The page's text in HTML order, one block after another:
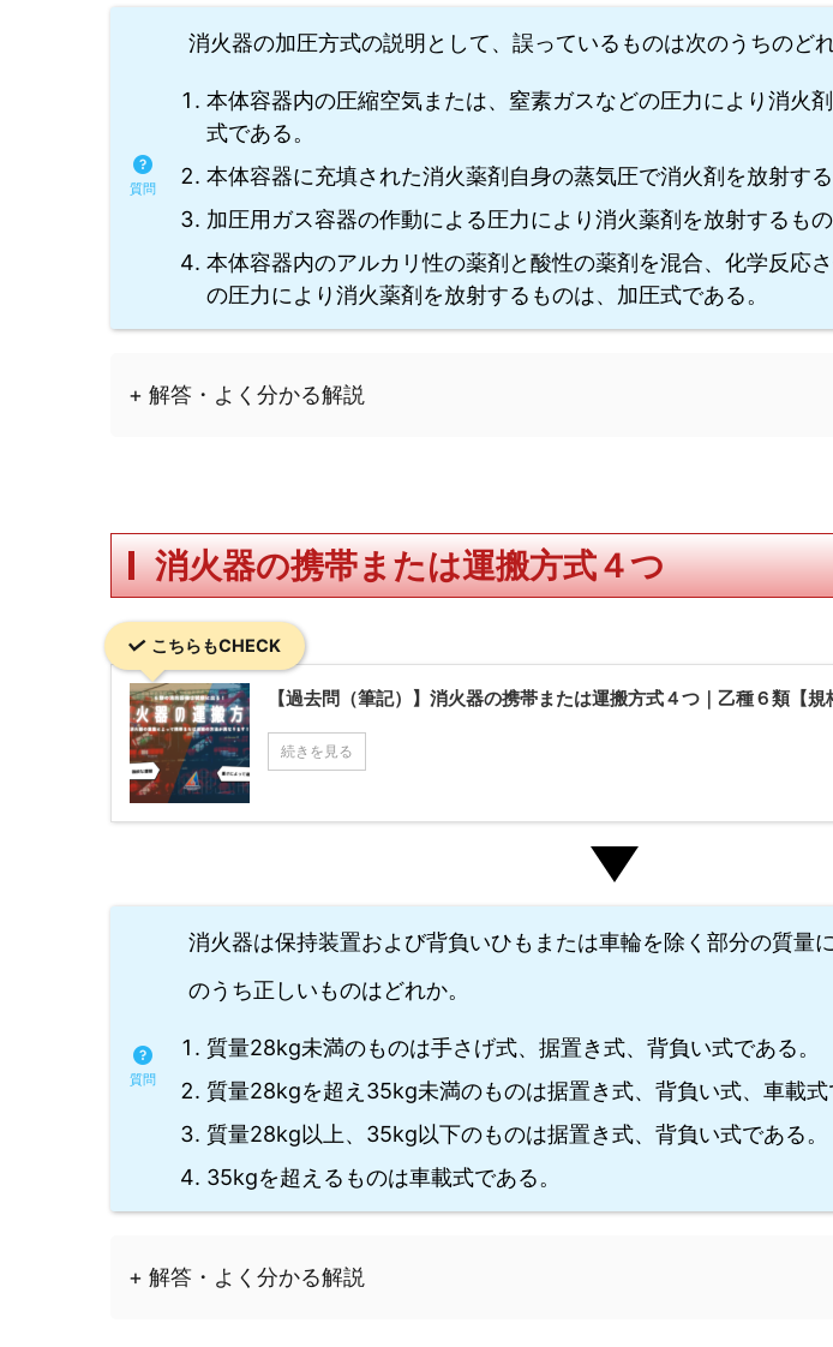
消火器の加圧方式の説明として、誤っているものは次のうちのど
本体容器内の圧縮空気または、窒素ガスなどの圧力により消火
式である。
本体容器に充填された消火薬剤自身の蒸気圧で消火剤を放射す
加圧用ガス容器の作動による圧力により消火薬剤を放射するもの
本体容器内のアルカリ性の薬剤と酸性の薬剤を混合、化学反応
の圧力により消火薬剤を放射するものは、加圧式である。
+ 解答・よく分かる解説
消火器の携帯または運搬方式４つ
こちらもCHECK
【過去問（筆記）】消火器の携帯または運搬方式４つ｜乙種６類【
続きを見る
消火器は保持装置および背負いひもまたは車輪を除く部分の質量
のうち正しいものはどれか。
質量28kg未満のものは手さげ式、据置き式、背負い式である。
質量28kgを超え35kg未満のものは据置き式、背負い式、車載式
質量28kg以上、35kg以下のものは据置き式、背負い式である。
35kgを超えるものは車載式である。
+ 解答・よく分かる解説